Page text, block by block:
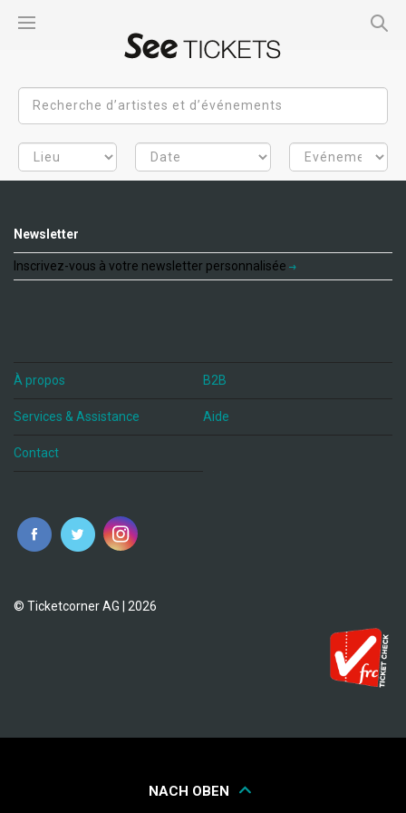
Newsletter
Inscrivez-vous à votre newsletter personnalisée
À propos B2B
Services & Assistance Aide
Contact
fr
© Ticketcorner AG | 2026
NACH OBEN